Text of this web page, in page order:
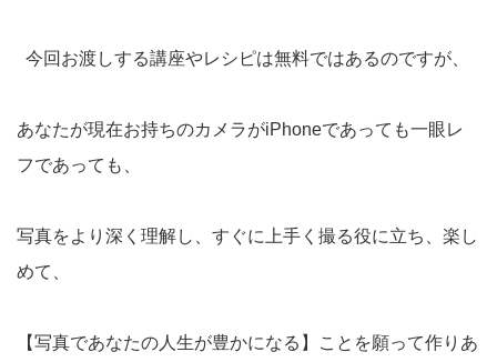
今回お渡しする講座やレシピは無料ではあるのですが、
あなたが現在お持ちのカメラがiPhoneであっても一眼レ
フであっても、
写真をより深く理解し、すぐに上手く撮る役に立ち、楽し
めて、
【写真であなたの人生が豊かになる】ことを願って作りあ